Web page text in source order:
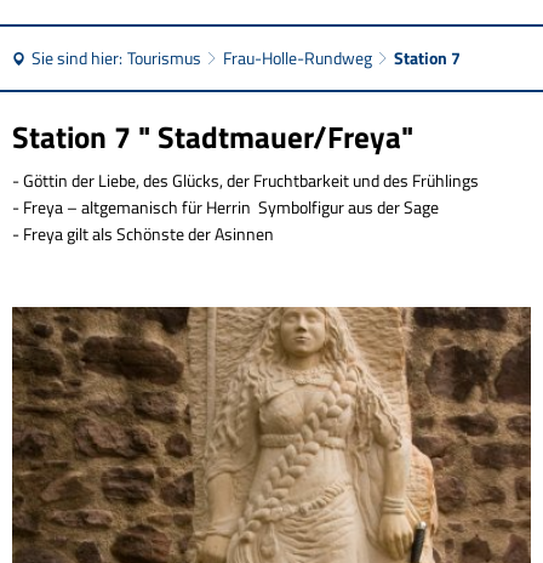
Sie sind hier:Tourismus Frau-Holle-Rundweg Station 7
Station
7
Station 7 " Stadtmauer/Freya"
- Göttin der Liebe, des Glücks, der Fruchtbarkeit und des Frühlings
- Freya – altgemanisch für Herrin Symbolfigur aus der Sage
- Freya gilt als Schönste der Asinnen